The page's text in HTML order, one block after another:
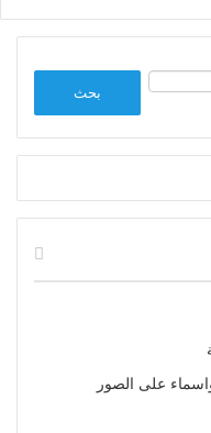
على الصور